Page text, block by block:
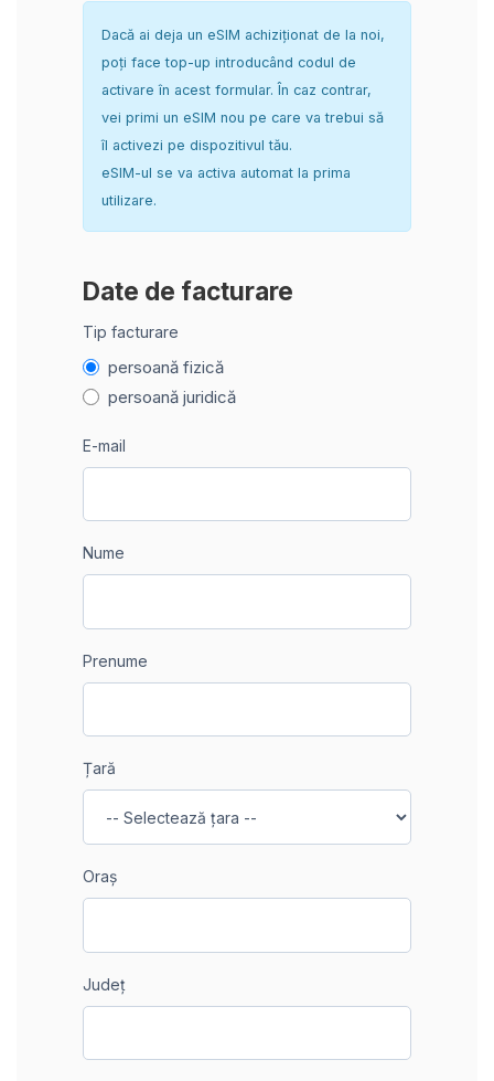
Dacă ai deja un eSIM achiziționat de la noi,
poți face top-up introducând codul de
activare în acest formular. În caz contrar,
vei primi un eSIM nou pe care va trebui să
îl activezi pe dispozitivul tău.
eSIM-ul se va activa automat la prima
utilizare.
Date de facturare
Tip facturare
persoană fizică
persoană juridică
E-mail
Nume
Prenume
Țară
Oraș
Județ